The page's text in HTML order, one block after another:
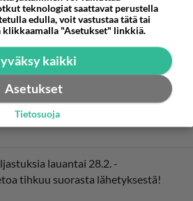
- Isän reaktio yllätti
Parkkonen kohahdutti intiimillä
se tästä!
ja Pete Parkkonen - Yhteinen
lauantai 28.2. -
tihkuu suorasta lähetyksestä!
teknologiat saattavat perustella
edulla, voit vastustaa tätä tai
klikkaamalla "Asetukset" linkkiä.
kaikki
Asetukset
Tietosuoja